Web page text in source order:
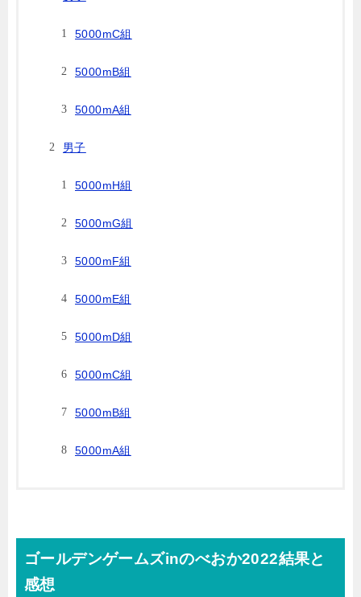
5000mC組
5000mB組
5000mA組
男子
5000mH組
5000mG組
5000mF組
5000mE組
5000mD組
5000mC組
5000mB組
5000mA組
ゴールデンゲームズinのべおか2022結果と
感想